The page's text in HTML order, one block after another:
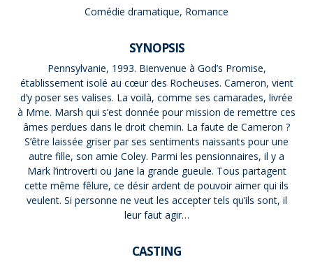
Comédie dramatique, Romance
SYNOPSIS
Pennsylvanie, 1993. Bienvenue à God’s Promise,
établissement isolé au cœur des Rocheuses. Cameron, vient
d’y poser ses valises. La voilà, comme ses camarades, livrée
à Mme. Marsh qui s’est donnée pour mission de remettre ces
âmes perdues dans le droit chemin. La faute de Cameron ?
S’être laissée griser par ses sentiments naissants pour une
autre fille, son amie Coley. Parmi les pensionnaires, il y a
Mark l’introverti ou Jane la grande gueule. Tous partagent
cette même fêlure, ce désir ardent de pouvoir aimer qui ils
veulent. Si personne ne veut les accepter tels qu’ils sont, il
leur faut agir…
CASTING